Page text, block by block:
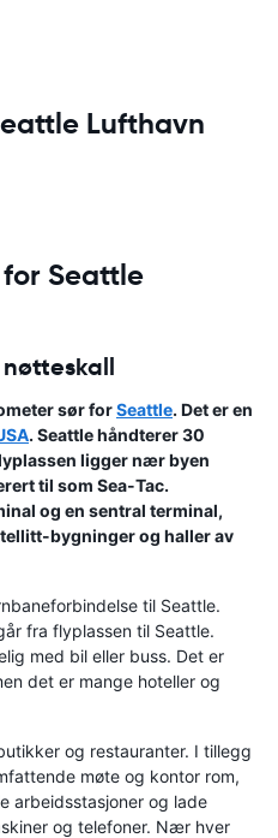
Lufthavn
Seattle
sør forSeattle. Det er en
. Seattle håndterer 30
ligger nær byen
til som Sea-Tac.
og en sentral terminal,
bygninger og haller av
til Seattle.
fra flyplassen til Seattle.
med bil eller buss. Det er
det er mange hoteller og
og restauranter. I tillegg
møte og kontor rom,
arbeidsstasjoner og lade
og telefoner. Nær hver